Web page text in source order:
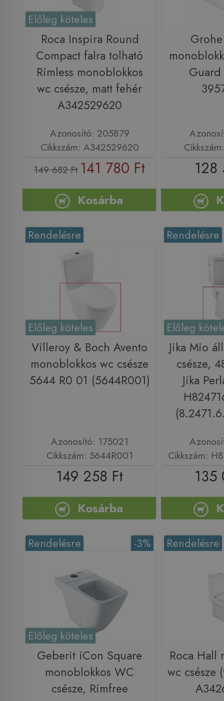
Előleg köteles
Roca Inspira Round
Compact falra tolható
Rimless monoblokkos
wc csésze, matt fehér
A342529620
Azonosító: 205879
Cikkszám: A342529620
149 682 Ft 141 780 Ft
Kosárba
128
Rendelésre
Előleg köteles
Villeroy & Boch Avento
monoblokkos wc csésze
5644 R0 01 (5644R001)
Azonosító: 175021
Cikkszám: 5644R001
149 258 Ft
Kosárba
Rendelésre
Előleg
Jika Mio
csésze,
Jika
Cikkszám:
135
-3%
Rendelésre
Előleg köteles
Geberit iCon Square
monoblokkos WC
csésze, Rimfree
Rendelésre
Roca Hall
wc csésze